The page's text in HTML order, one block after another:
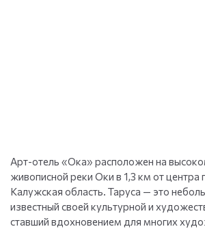
Арт-отель «Ока» расположен на
живописной реки Оки в 1,3 км от центра
Калужская область. Таруса — это
известный своей культурной и
ставший вдохновением для многих